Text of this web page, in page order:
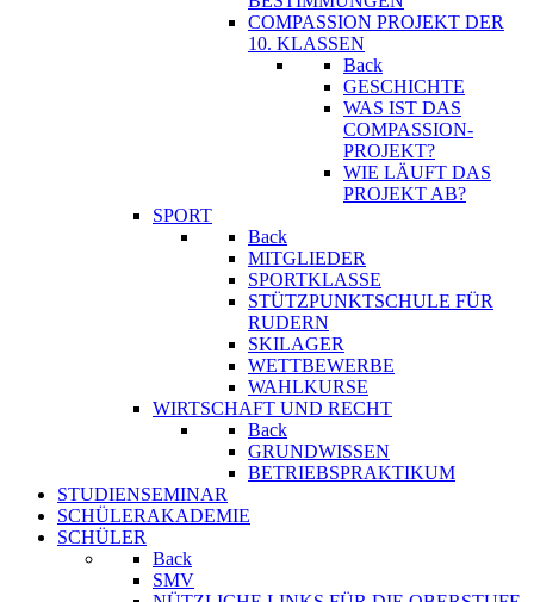
COMPASSION PROJEKT DER
10. KLASSEN
Back
GESCHICHTE
WAS IST DAS
COMPASSION-
PROJEKT?
WIE LÄUFT DAS
PROJEKT AB?
SPORT
Back
MITGLIEDER
SPORTKLASSE
STÜTZPUNKTSCHULE FÜR
RUDERN
SKILAGER
WETTBEWERBE
WAHLKURSE
WIRTSCHAFT UND RECHT
Back
GRUNDWISSEN
BETRIEBSPRAKTIKUM
STUDIENSEMINAR
SCHÜLERAKADEMIE
SCHÜLER
Back
SMV